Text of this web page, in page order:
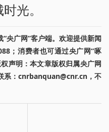
光。
央广网”客户端。欢迎提供新闻
；消费者也可通过央广网“啄
声明：本文章版权归属央广网
系：cnrbanquan@cnr.cn，不